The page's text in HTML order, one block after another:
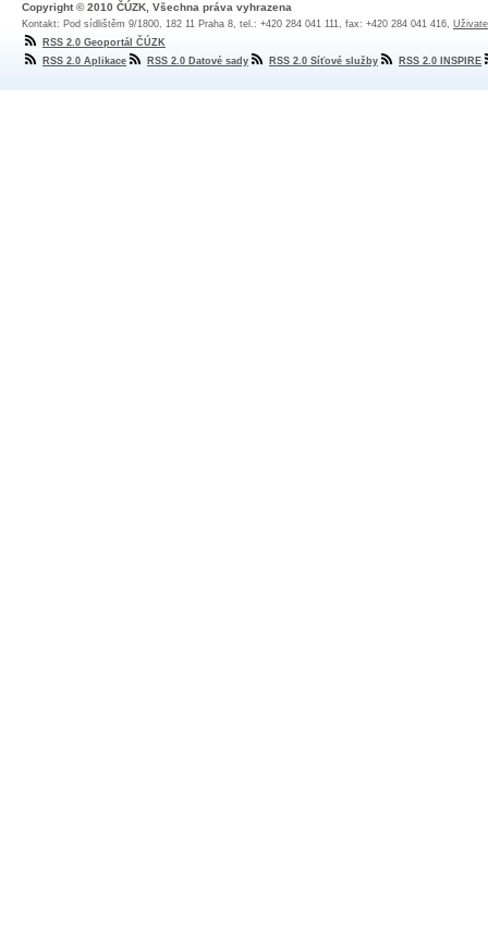
Copyright © 2010 ČÚZK, Všechna práva vyhrazena
Kontakt: Pod sídlištěm 9/1800, 182 11 Praha 8, tel.: +420 284 041 111, fax: +420 284 041 416,
RSS 2.0 Geoportál ČÚZK
RSS 2.0 Aplikace
RSS 2.0 Datové sady RSS 2.0 Síťové služby RSS 2.0 INSPIRE